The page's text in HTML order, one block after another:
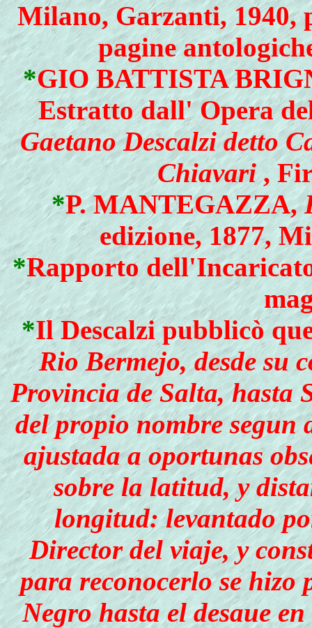
Milano, Garzanti, 1940,
pagine
*GIOBATTISTA
Estratto dall' Opera
Gaetano Descalzi detto
Chiavari,
*P. MANTEGAZZA,
edizione, 1877,
*Rapporto
*IlDescalzi pubblicò
Rio Bermejo, desde su
Provincia de Salta, hasta
del propio nombre segun
ajustada a oportunas
sobre la latitud, y
longitud: levantado
Director del viaje, y
para reconocerlo se hizo
Negro hasta el de­saue